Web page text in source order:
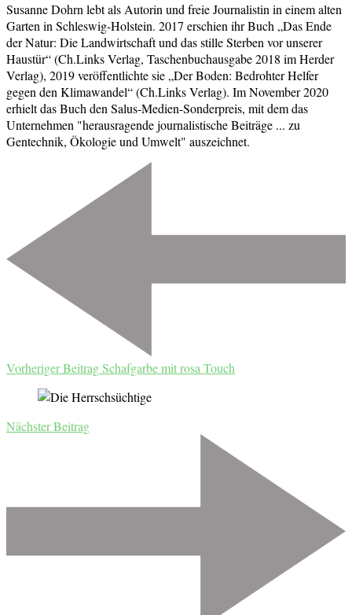
Susanne Dohrn lebt als Autorin und freie Journalistin in einem alten
Garten in Schleswig-Holstein. 2017 erschien ihr Buch „Das Ende
der Natur: Die Landwirtschaft und das stille Sterben vor unserer
Haustür“ (Ch.Links Verlag, Taschenbuchausgabe 2018 im Herder
Verlag), 2019 veröffentlichte sie „Der Boden: Bedrohter Helfer
gegen den Klimawandel“ (Ch.Links Verlag). Im November 2020
erhielt das Buch den Salus-Medien-Sonderpreis, mit dem das
Unternehmen "herausragende journalistische Beiträge ... zu
Gentechnik, Ökologie und Umwelt" auszeichnet.
Beitragsnavigation
Vorheriger BeitragSchafgarbe mit rosa Touch
Nächster Beitrag